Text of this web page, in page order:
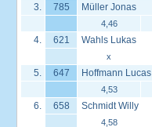
3. 785 Müller Jonas
4,46
4. 621 Wahls Lukas
x
5. 647 Hoffmann Lucas
4,53
6. 658 Schmidt Willy
4,58